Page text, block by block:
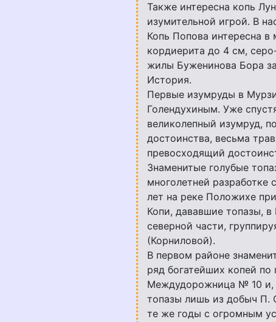
Также интересна копь
изумительной игрой. В
Копь Попова интересна в
кордиерита до 4 см,
жилы Буженинова Бора
История.
Первые изумруды в
Голендухиным. Уже
великолепный изумруд,
достоинства, весьма
превосходящий
Знаменитые голубые
многолетней
лет на реке Положихе
Копи, дававшие топазы,
северной части,
(Корниловой).
В первом районе
ряд богатейших копей
Междудорожница № 10 и,
топазы лишь из добыч П.
те же годы с огромным